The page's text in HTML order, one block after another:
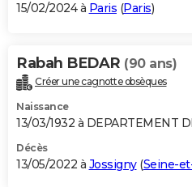
15/02/2024 à Paris (Paris)
Rabah BEDAR (90 ans)
Créer une cagnotte obsèques
Naissance
13/03/1932 à DEPARTEMENT
Décès
13/05/2022 à Jossigny(Seine-